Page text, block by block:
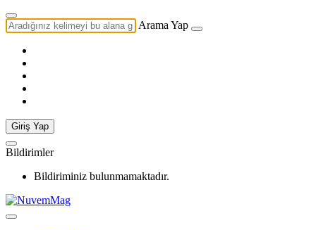
Arama Yap
Giriş Yap
Bildirimler
Bildiriminiz bulunmamaktadır.